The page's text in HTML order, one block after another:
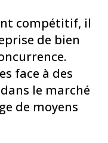
compétitif, il
de bien
face à des
le marché
de moyens